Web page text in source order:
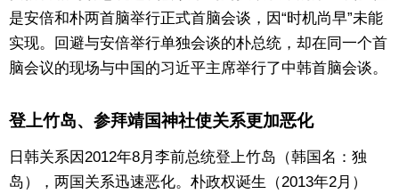
是安倍和朴两首脑举行正式首脑会谈，因“时机尚早”未能
实现。回避与安倍举行单独会谈的朴总统，却在同一个首
脑会议的现场与中国的习近平主席举行了中韩首脑会谈。
登上竹岛、参拜靖国神社使关系更加恶化
日韩关系因2012年8月李前总统登上竹岛（韩国名：独
岛），两国关系迅速恶化。朴政权诞生（2013年2月）